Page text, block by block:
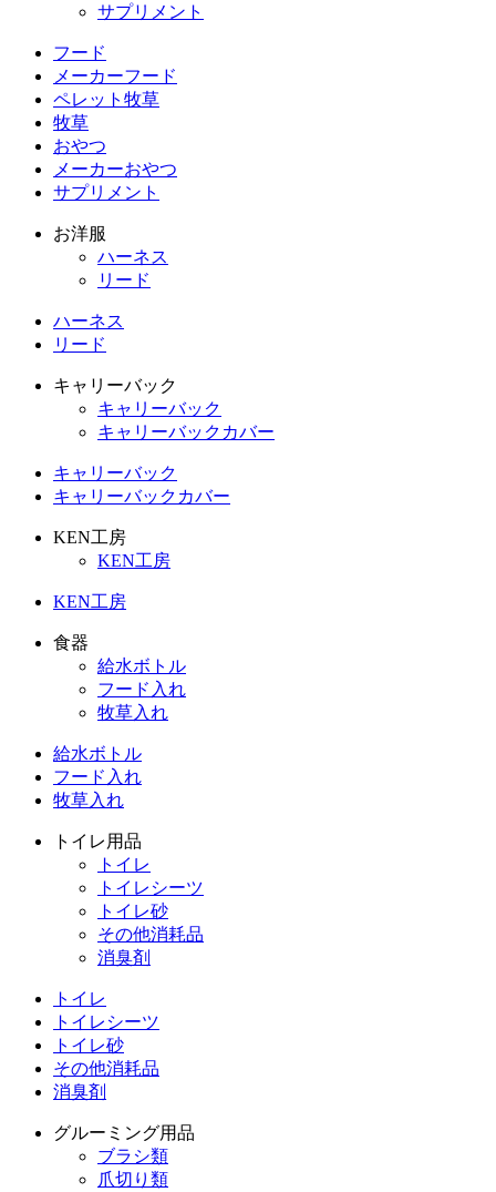
サプリメント
フード
メーカーフード
ペレット牧草
牧草
おやつ
メーカーおやつ
サプリメント
お洋服
ハーネス
リード
ハーネス
リード
キャリーバック
キャリーバック
キャリーバックカバー
キャリーバック
キャリーバックカバー
KEN工房
KEN工房
KEN工房
食器
給水ボトル
フード入れ
牧草入れ
給水ボトル
フード入れ
牧草入れ
トイレ用品
トイレ
トイレシーツ
トイレ砂
その他消耗品
消臭剤
トイレ
トイレシーツ
トイレ砂
その他消耗品
消臭剤
グルーミング用品
ブラシ類
爪切り類